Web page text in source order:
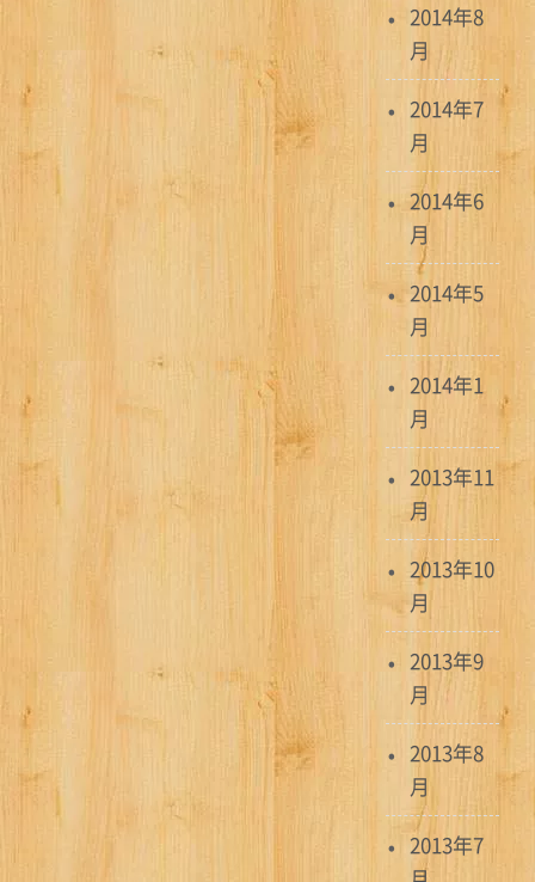
2014年8
月
2014年7
月
2014年6
月
2014年5
月
2014年1
月
2013年11
月
2013年10
月
2013年9
月
2013年8
月
2013年7